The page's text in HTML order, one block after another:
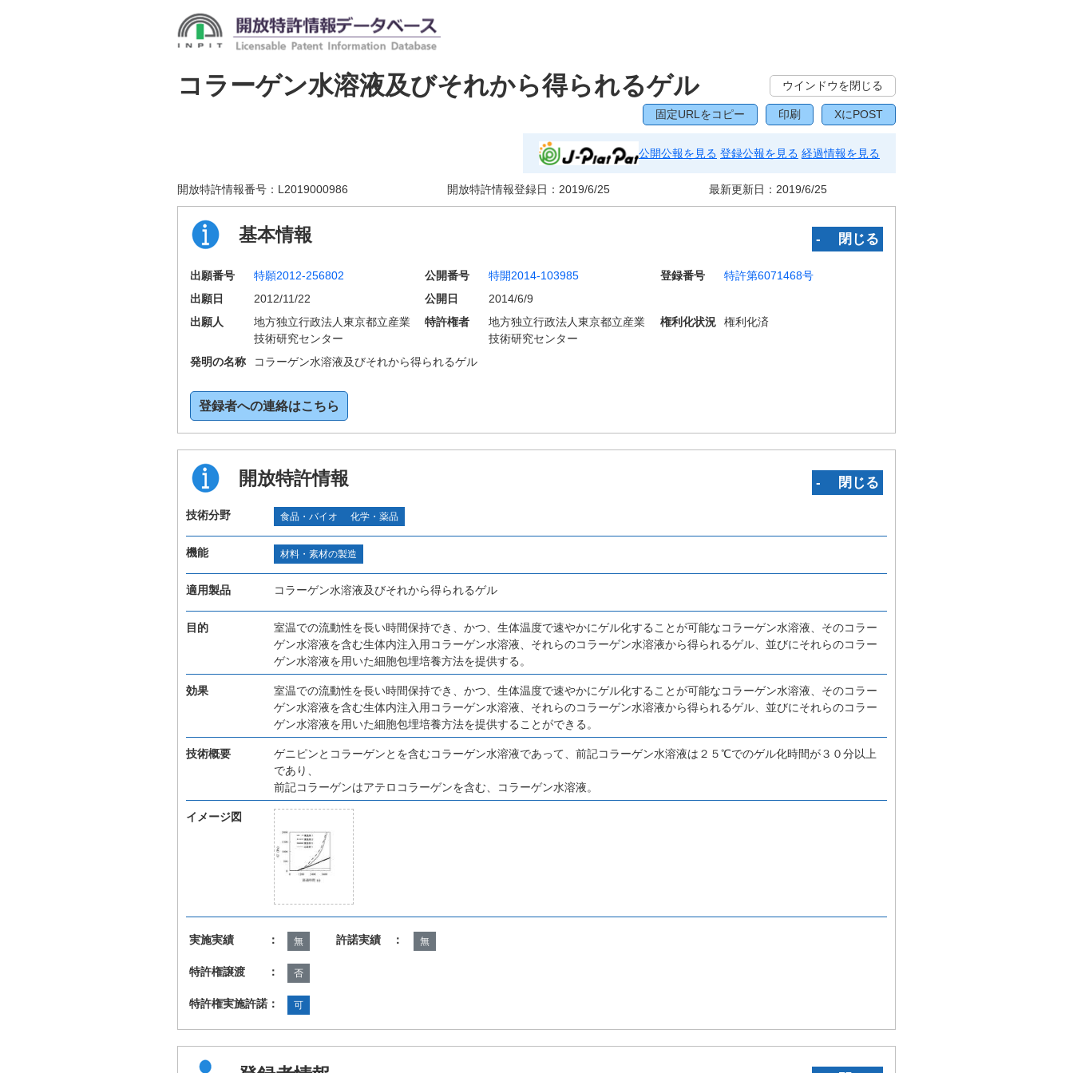
コラーゲン水溶液及びそれから得られるゲル ウインドウを閉じる
固定URLをコピー 印刷 XにPOST
公開公報を見る 登録公報を見る 経過情報を見る
開放特許情報番号： L2019000986 開放特許情報登録日： 2019/6/25 最新更新日： 2019/6/25
基本情報 ‐ 閉じる
出願番号 特願2012-256802 公開番号 特開2014-103985 登録番号
特許第6071468号
出願日
2012/11/22 公開日
2014/6/9
出願人
地方独立行政法人東京都立産業
技術研究センター
特許権者
地方独立行政法人東京都立産業
技術研究センター
権利化状況 権利化済
発明の名称 コラーゲン水溶液及びそれから得られるゲル
登録者への連絡はこちら
開放特許情報 ‐ 閉じる
技術分野 食品・バイオ 化学・薬品
機能 材料・素材の製造
適用製品 コラーゲン水溶液及びそれから得られるゲル
目的
室温での流動性を長い時間保持でき、かつ、生体温度で速やかにゲル化することが可能なコラーゲン水溶液、そのコラー
ゲン水溶液を含む生体内注入用コラーゲン水溶液、それらのコラーゲン水溶液から得られるゲル、並びにそれらのコラー
ゲン水溶液を用いた細胞包埋培養方法を提供する。
効果
室温での流動性を長い時間保持でき、かつ、生体温度で速やかにゲル化することが可能なコラーゲン水溶液、そのコラー
ゲン水溶液を含む生体内注入用コラーゲン水溶液、それらのコラーゲン水溶液から得られるゲル、並びにそれらのコラー
ゲン水溶液を用いた細胞包埋培養方法を提供することができる。
技術概要
ゲニピンとコラーゲンとを含むコラーゲン水溶液であって、前記コラーゲン水溶液は２５℃でのゲル化時間が３０分以上
であり、
前記コラーゲンはアテロコラーゲンを含む、コラーゲン水溶液。
イメージ図
実施実績 ： 無 許諾実績 ： 無
特許権譲渡 ： 否
特許権実施許諾： 可